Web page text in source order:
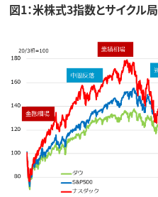
図1：米株式3指数とサイクル